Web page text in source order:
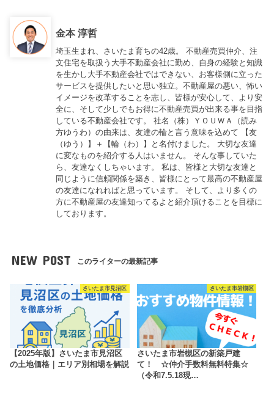
金本 淳哲
埼玉生まれ、さいたま育ちの42歳。 不動産売買仲介、注
文住宅を取扱う大手不動産会社に勤め、自身の経験と知識
を生かし大手不動産会社ではできない、お客様側に立った
サービスを提供したいと思い独立。不動産屋の悪い、怖い
イメージを改革することを志し、皆様が安心して、より安
全に、そして少しでもお得に不動産売買が出来る事を目指
している不動産会社です。 社名（株）ＹＯＵＷＡ（読み
方ゆうわ）の由来は、友達の輪と言う意味を込めて 【友
（ゆう）】＋【輪（わ）】と名付けました。 大切な友達
に変なものを紹介する人はいません。 そんな事していた
ら、友達なくしちゃいます。 私は、皆様と大切な友達と
同じように信頼関係を築き、皆様にとって最高の不動産屋
の友達になれればと思っています。 そして、より多くの
方に不動産屋の友達知ってるよと紹介頂けることを目標に
しております。
NEW POST このライターの最新記事
さいたま市見沼区
【2025年版】さいたま市見沼区
の土地価格｜エリア別相場を解説
さいたま市岩槻区
さいたま市岩槻区の新築戸建
て！ ☆仲介手数料無料特集☆
（令和7.5.18現…